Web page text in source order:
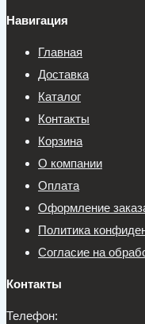
Навигация
Главная
Доставка
Каталог
Контакты
Корзина
О компании
Оплата
Оформление
Политика
Согласие на
Контакты
Телефон: